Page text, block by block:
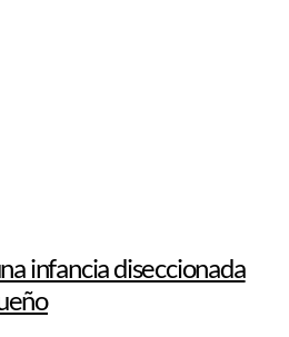
infancia diseccionada